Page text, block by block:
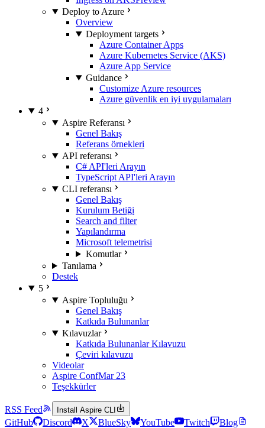
Deploy to Azure
Overview
Deployment targets
Azure Container Apps
Azure Kubernetes Service (AKS)
Azure App Service
Guidance
Customize Azure resources
Azure güvenlik en iyi uygulamaları
4
Aspire Referansı
Genel Bakış
Referans örnekleri
API referansı
C# API'leri Arayın
TypeScript API'leri Arayın
CLI referansı
Genel Bakış
Kurulum Betiği
Search and filter
Yapılandırma
Microsoft telemetrisi
Komutlar
Tanılama
Destek
5
Aspire Topluluğu
Genel Bakış
Katkıda Bulunanlar
Kılavuzlar
Katkıda Bulunanlar Kılavuzu
Çeviri kılavuzu
Videolar
Aspire ConfMar 23
Teşekkürler
RSS Feed Install Aspire CLI
GitHub Discord X BlueSky YouTube Twitch
Blog